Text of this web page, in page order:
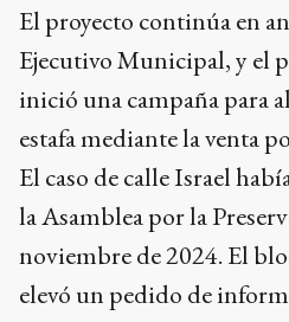
El proyecto continúa en
Ejecutivo Municipal, y el
inició una campaña para
estafa mediante la venta
El caso de calle Israel
la Asamblea por la
noviembre de 2024. El
elevó un pedido de